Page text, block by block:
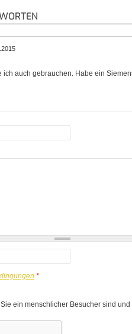
ich auch gebrauchen. Habe ein
*
ein menschlicher Besucher sind